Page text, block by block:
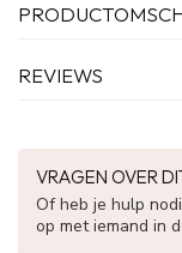
REVIEWS
VRAGEN OVER
Of heb je hulp
op met iemand in